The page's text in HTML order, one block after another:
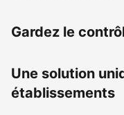
Gardez le
Une solution
établissements